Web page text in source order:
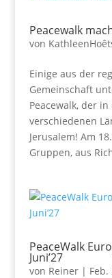
Peacewalk
von
Einige aus der
Gemeinschaft
Peacewalk, der
verschiedenen
Jerusalem! Am
Gruppen, aus
PeaceWalk
Juni’27
von Reiner| Feb.